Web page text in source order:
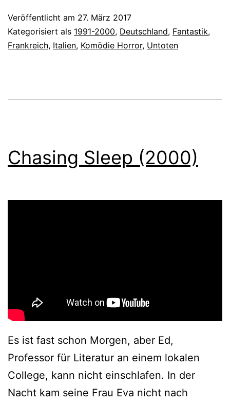
Veröffentlicht am 27. März 2017
Kategorisiert als 1991-2000, Deutschland, Fantastik,
Frankreich, Italien, Komödie Horror, Untoten
Chasing Sleep (2000)
Es ist fast schon Morgen, aber Ed,
Professor für Literatur an einem lokalen
College, kann nicht einschlafen. In der
Nacht kam seine Frau Eva nicht nach